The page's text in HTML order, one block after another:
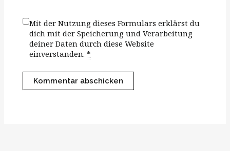
Mit der Nutzung dieses Formulars erklärst du
dich mit der Speicherung und Verarbeitung
deiner Daten durch diese Website
einverstanden.*